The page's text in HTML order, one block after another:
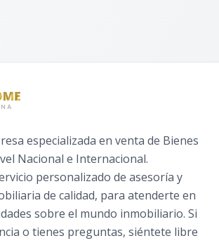
especializada en venta de Bienes
Nacional e Internacional.
personalizado de asesoría y
de calidad, para atenderte en
sobre el mundo inmobiliario. Si
o tienes preguntas, siéntete libre